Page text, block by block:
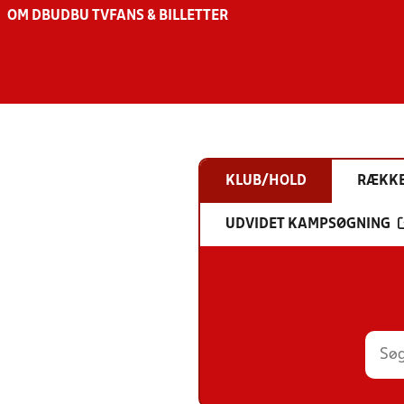
OM DBU DBU TV FANS & BILLETTER
KLUB/HOLD
UDVIDET KAMPSØGNING